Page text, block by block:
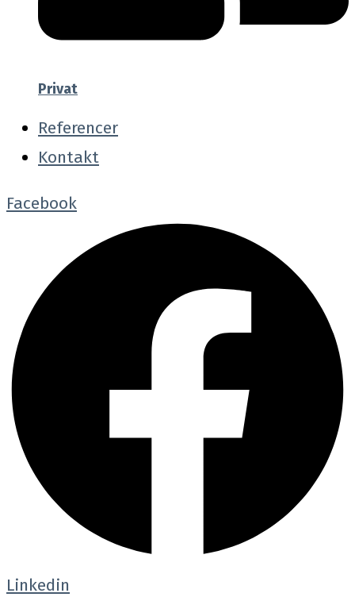
Privat
Referencer
Kontakt
Facebook
Linkedin